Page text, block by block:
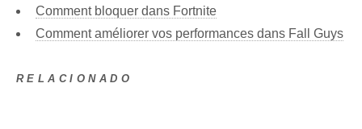
Comment bloquer dans Fortnite
Comment améliorer vos performances dans Fall Guys
RELACIONADO